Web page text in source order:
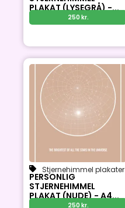
PLAKAT (LYSEGRÅ) -...
250 kr.
Stjernehimmel plakater
PERSONLIG
STJERNEHIMMEL
PLAKAT (NUDE) - A4...
250 kr.